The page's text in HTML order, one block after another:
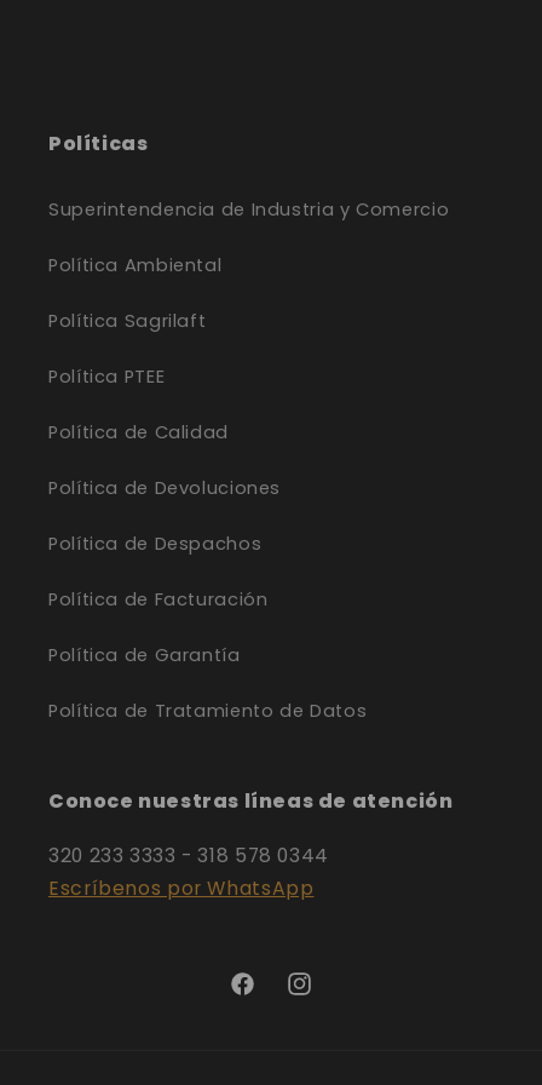
Políticas
Superintendencia de Industria y Comercio
Política Ambiental
Política Sagrilaft
Política PTEE
Política de Calidad
Política de Devoluciones
Política de Despachos
Política de Facturación
Política de Garantía
Política de Tratamiento de Datos
Conoce nuestras líneas de atención
320 233 3333 - 318 578 0344
Escríbenos por WhatsApp
FacebookInstagram